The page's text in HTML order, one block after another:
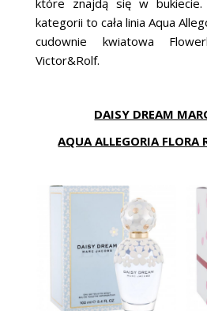
kategorii to cała linia Aqua
cudownie kwiatowa
Victor&Rolf.
DAISY DREAM
AQUA ALLEGORIA FLORA